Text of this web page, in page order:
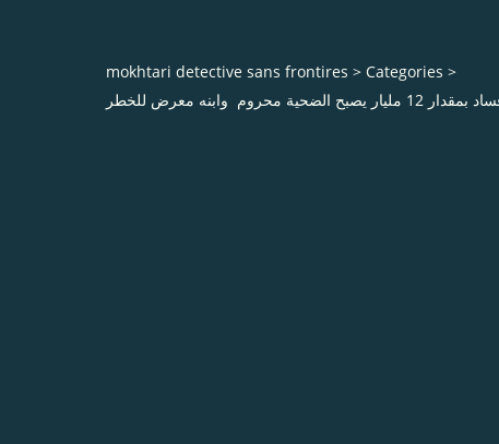
mokhtari detective sans frontires > Categories >